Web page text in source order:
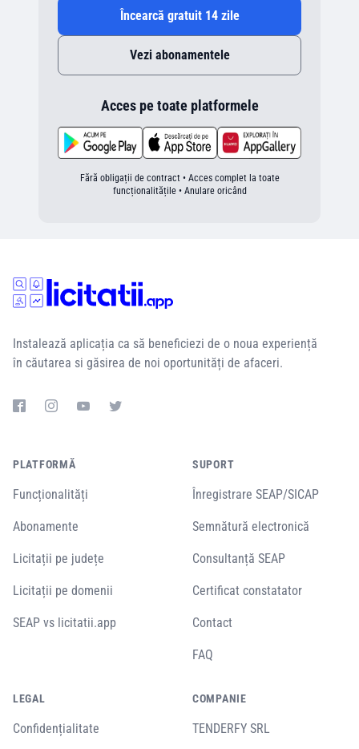
Încearcă gratuit 14 zile
Vezi abonamentele
Acces pe toate platformele
Fără obligații de contract • Acces complet la toate
funcționalitățile • Anulare oricând
Instalează aplicația ca să beneficiezi de o noua experiență
în căutarea si găsirea de noi oportunități de afaceri.
PLATFORMĂ
Funcționalități
Abonamente
Licitații pe județe
Licitații pe domenii
SEAP vs licitatii.app
SUPORT
Înregistrare SEAP/SICAP
Semnătură electronică
Consultanță SEAP
Certificat constatator
Contact
FAQ
LEGAL
Confidențialitate
COMPANIE
TENDERFY SRL